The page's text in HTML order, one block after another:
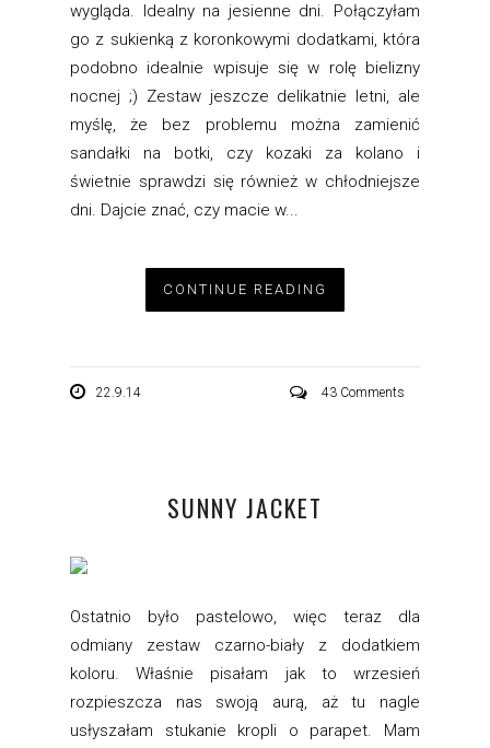
wygląda. Idealny na jesienne dni. Połączyłam
go z sukienką z koronkowymi dodatkami, która
podobno idealnie wpisuje się w rolę bielizny
nocnej ;) Zestaw jeszcze delikatnie letni, ale
myślę, że bez problemu można zamienić
sandałki na botki, czy kozaki za kolano i
świetnie sprawdzi się również w chłodniejsze
dni. Dajcie znać, czy macie w...
CONTINUE READING
22.9.14 43 Comments
SUNNY JACKET
Ostatnio było pastelowo, więc teraz dla
odmiany zestaw czarno-biały z dodatkiem
koloru. Właśnie pisałam jak to wrzesień
rozpieszcza nas swoją aurą, aż tu nagle
usłyszałam stukanie kropli o parapet. Mam